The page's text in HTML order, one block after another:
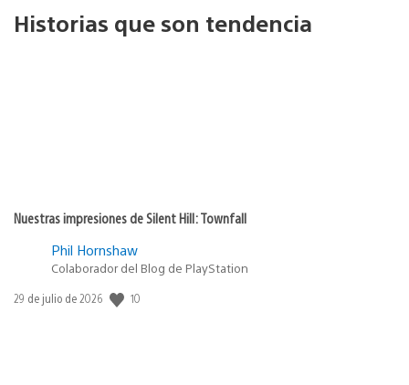
Historias que son tendencia
Nuestras impresiones de Silent Hill: Townfall
Phil Hornshaw
Colaborador del Blog de PlayStation
Fecha
29 de julio de 2026 10